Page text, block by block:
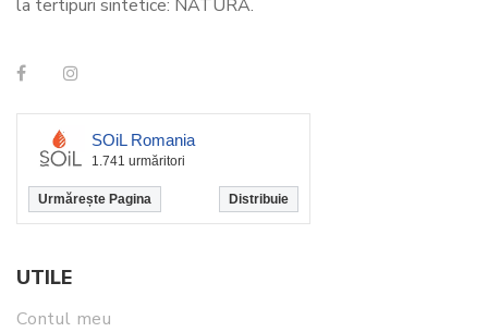
la tertipuri sintetice: NATURA.
SOiL Romania
1.741 urmăritori
Urmărește Pagina Distribuie
UTILE
Contul meu